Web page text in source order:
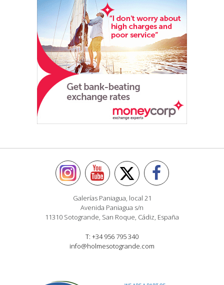
Galerías Paniagua, local 21
Avenida Paniagua s/n
11310 Sotogrande, San Roque, Cádiz, España
T: +34 956 795 340
info@holmesotogrande.com